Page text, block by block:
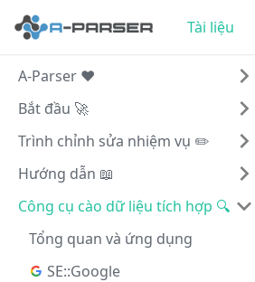
Tài liệu
A-Parser ❤️
Bắt đầu 🚀
Trình chỉnh sửa nhiệm vụ ✏️
Hướng dẫn 📖
Công cụ cào dữ liệu tích hợp 🔍
Tổng quan và ứng dụng
SE::Google